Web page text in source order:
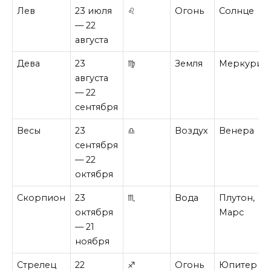
Лев
23 июля
— 22
августа
♌ Огонь Солнце
Дева
23
августа
— 22
сентября
♍ Земля Меркурий
Весы
23
сентября
— 22
октября
♎ Воздух Венера
Скорпион
23
октября
— 21
ноября
♏ Вода
Плутон,
Марс
Стрелец 22 ♐ Огонь Юпитер